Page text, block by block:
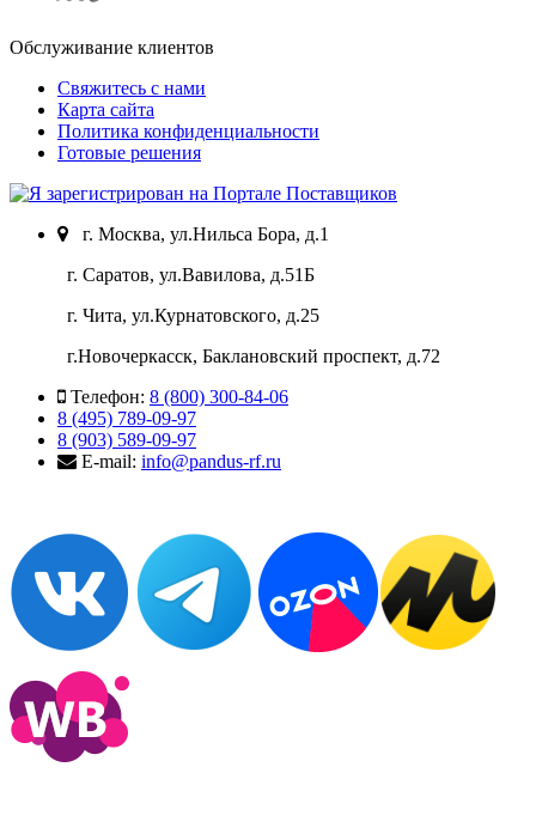
Обслуживание клиентов
Свяжитесь с нами
Карта сайта
Политика конфиденциальности
Готовые решения
г. Москва, ул.Нильса Бора, д.1
г. Саратов, ул.Вавилова, д.51Б
г. Чита, ул.Курнатовского, д.25
г.Новочеркасск, Баклановский проспект, д.72
Телефон: 8 (800) 300-84-06
8 (495) 789-09-97
8 (903) 589-09-97
E-mail: info@pandus-rf.ru